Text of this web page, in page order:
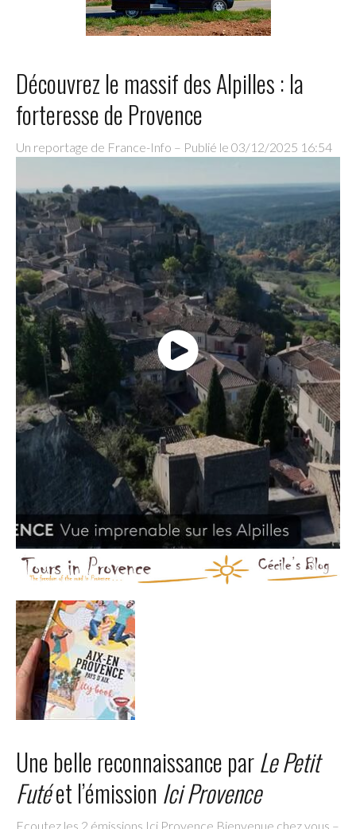
Découvrez le massif des Alpilles : la
forteresse de Provence
Un reportage de France-Info – Publié le 03/12/2025 16:54
Une belle reconnaissance parLe Petit
Futéet l’émission Ici Provence
Ecoutez les 2 émissions Ici Provence Bienvenue chez vous –